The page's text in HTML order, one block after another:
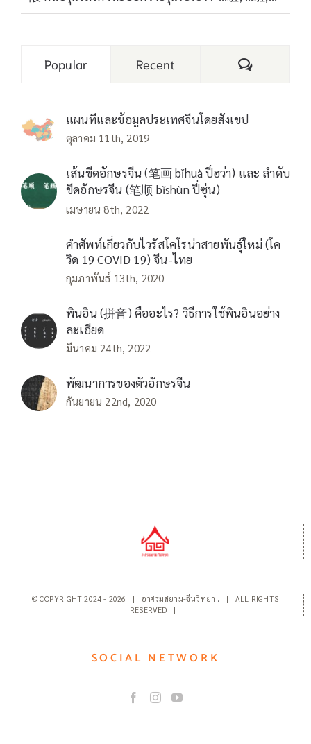
Popular Recent Comments
แผนที่และข้อมูลประเทศจีนโดยสังเขป
ตุลาคม 11th, 2019
เส้นขีดอักษรจีน (笔画 bǐhuà ปี่ฮว่า) และ ลำดับ
ขีดอักษรจีน (笔顺 bǐshùn ปี่ซุ่น)
เมษายน 8th, 2022
คำศัพท์เกี่ยวกับไวรัสโคโรน่าสายพันธุ์ใหม่ (โค
วิด 19 COVID 19) จีน-ไทย
กุมภาพันธ์ 13th, 2020
พินอิน (拼音) คืออะไร? วิธีการใช้พินอินอย่าง
ละเอียด
มีนาคม 24th, 2022
พัฒนาการของตัวอักษรจีน
กันยายน 22nd, 2020
© COPYRIGHT 2024 - 2026 | อาศรมสยาม-จีนวิทยา .
| ALL RIGHTS
RESERVED |
SOCIAL NETWORK